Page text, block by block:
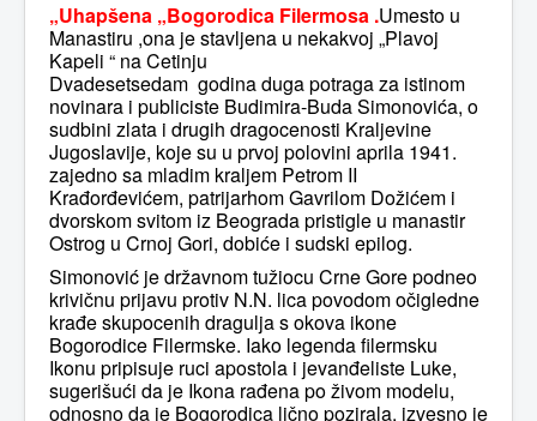
PISMA ČITALACA
IMPRESUM
„Uhapšena „Bogorodica Filermosa .Umesto u
Manastiru ,ona je stavljena u nekakvoj „Plavoj
Kapeli “ na Cetinju
Dvadesetsedam godina duga potraga za istinom
novinara i publiciste Budimira-Buda Simonovića, o
sudbini zlata i drugih dragocenosti Kraljevine
Jugoslavije, koje su u prvoj polovini aprila 1941.
zajedno sa mladim kraljem Petrom II
Krađorđevićem, patrijarhom Gavrilom Dožićem i
dvorskom svitom iz Beograda pristigle u manastir
Ostrog u Crnoj Gori, dobiće i sudski epilog.
Simonović je državnom tužiocu Crne Gore podneo
krivičnu prijavu protiv N.N. lica povodom očigledne
krađe skupocenih dragulja s okova ikone
Bogorodice Filermske. Iako legenda filermsku
Ikonu pripisuje ruci apostola i jevanđeliste Luke,
sugerišući da je Ikona rađena po živom modelu,
odnosno da je Bogorodica lično pozirala, izvesno je